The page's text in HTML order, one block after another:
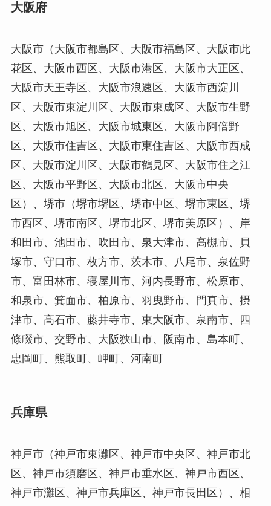
大阪府
大阪市（大阪市都島区、大阪市福島区、大阪市此
花区、大阪市西区、大阪市港区、大阪市大正区、
大阪市天王寺区、大阪市浪速区、大阪市西淀川
区、大阪市東淀川区、大阪市東成区、大阪市生野
区、大阪市旭区、大阪市城東区、大阪市阿倍野
区、大阪市住吉区、大阪市東住吉区、大阪市西成
区、大阪市淀川区、大阪市鶴見区、大阪市住之江
区、大阪市平野区、大阪市北区、大阪市中央
区）、堺市（堺市堺区、堺市中区、堺市東区、堺
市西区、堺市南区、堺市北区、堺市美原区）、岸
和田市、池田市、吹田市、泉大津市、高槻市、貝
塚市、守口市、枚方市、茨木市、八尾市、泉佐野
市、富田林市、寝屋川市、河内長野市、松原市、
和泉市、箕面市、柏原市、羽曳野市、門真市、摂
津市、高石市、藤井寺市、東大阪市、泉南市、四
條畷市、交野市、大阪狭山市、阪南市、島本町、
忠岡町、熊取町、岬町、河南町
兵庫県
神戸市（神戸市東灘区、神戸市中央区、神戸市北
区、神戸市須磨区、神戸市垂水区、神戸市西区、
神戸市灘区、神戸市兵庫区、神戸市長田区）、相